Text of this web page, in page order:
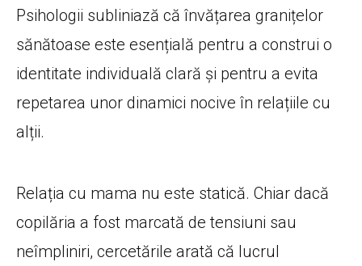
Psihologii subliniază că învățarea granițelor
sănătoase este esențială pentru a construi o
identitate individuală clară și pentru a evita
repetarea unor dinamici nocive în relațiile cu
alții.
Relația cu mama nu este statică. Chiar dacă
copilăria a fost marcată de tensiuni sau
neîmpliniri, cercetările arată că lucrul